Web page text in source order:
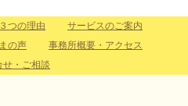
つの理由
サービスのご案内
の声
事務所概要・アクセス
せ・ご相談